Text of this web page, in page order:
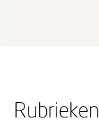
Rubrieken